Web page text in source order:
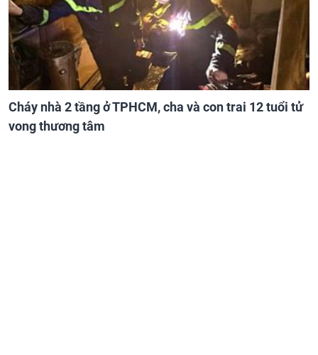
Cháy nhà 2 tầng ở TPHCM, cha và con trai 12 tuổi tử
vong thương tâm